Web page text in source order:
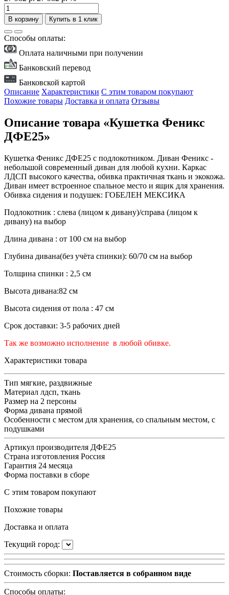
В корзину Купить в 1 клик
Способы оплаты:
Оплата наличными при получении
Банковский перевод
Банковской картой
Описание Характеристики С этим товаром покупают
Похожие товары Доставка и оплата Отзывы
Описание товара «Кушетка Феникс
ДФЕ25»
Кушетка Феникс ДФЕ25 с подлокотником. Диван Феникс -
небольшой современный диван для любой кухни. Каркас
ЛДСП высокого качества, обивка практичная ткань и экокожа.
Диван имеет встроенное спальное место и ящик для хранения.
Обивка сидения и подушек: ГОБЕЛЕН МЕКСИКА
Подлокотник : слева (лицом к дивану)/справа (лицом к
дивану) на выбор
Длина дивана : от 100 см на выбор
Глубина дивана(без учёта спинки): 60/70 см на выбор
Толщина спинки : 2,5 см
Высота дивана:82 см
Высота сидения от пола : 47 см
Срок доставки: 3-5 рабочих дней
Так же возможно исполнение в любой обивке.
Характеристики товара
Тип мягкие, раздвижные
Материал лдсп, ткань
Размер на 2 персоны
Форма дивана прямой
Особенности с местом для хранения, со спальным местом, с
подушками
Артикул производителя ДФЕ25
Страна изготовления Россия
Гарантия 24 месяца
Форма поставки в сборе
С этим товаром покупают
Похожие товары
Доставка и оплата
Текущий город:
Стоимость сборки: Поставляется в собранном виде
Способы оплаты: